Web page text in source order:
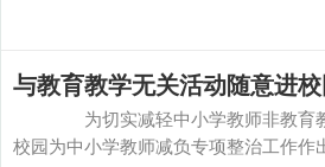
与教育教学无关活动随意进
为切实减轻中小学教师非教育教学
校园为中小学教师减负专项整治工作